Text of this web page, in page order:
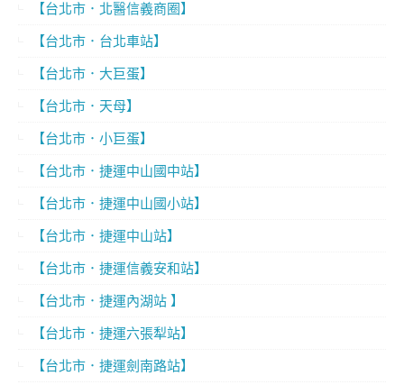
【台北市．北醫信義商圈】
【台北市．台北車站】
【台北市．大巨蛋】
【台北市．天母】
【台北市．小巨蛋】
【台北市．捷運中山國中站】
【台北市．捷運中山國小站】
【台北市．捷運中山站】
【台北市．捷運信義安和站】
【台北市．捷運內湖站 】
【台北市．捷運六張犁站】
【台北市．捷運劍南路站】